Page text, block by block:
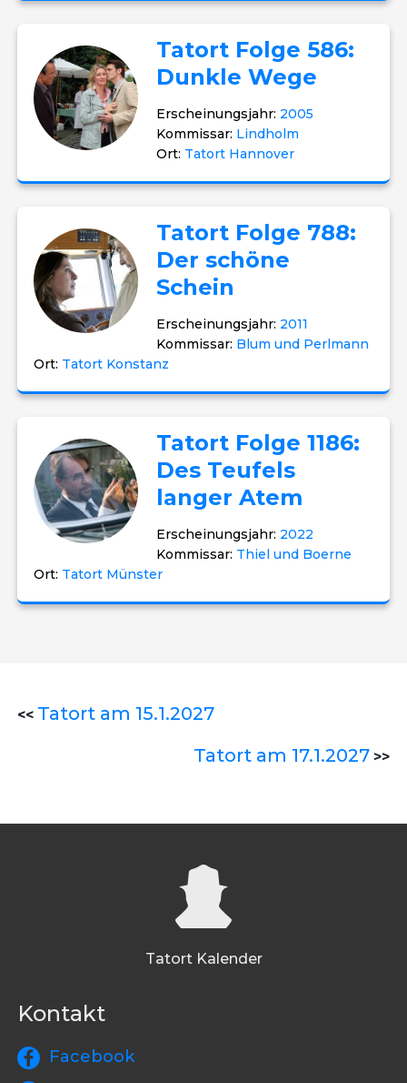
Tatort Folge 586:
Dunkle Wege
Erscheinungsjahr: 2005
Kommissar: Lindholm
Ort: Tatort Hannover
Tatort Folge 788:
Der schöne
Schein
Erscheinungsjahr: 2011
Kommissar: Blum und Perlmann
Ort: Tatort Konstanz
Tatort Folge 1186:
Des Teufels
langer Atem
Erscheinungsjahr: 2022
Kommissar: Thiel und Boerne
Ort: Tatort Münster
<< Tatort am 15.1.2027
Tatort am 17.1.2027 >>
Tatort Kalender
Kontakt
Facebook